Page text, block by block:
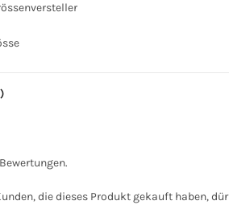
die dieses Produkt gekauft haben,